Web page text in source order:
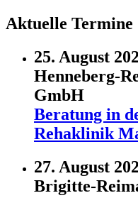
Aktuelle Termine
25. August
Henneberg-
GmbH
Beratung in
Rehaklinik
27. August
Brigitte-